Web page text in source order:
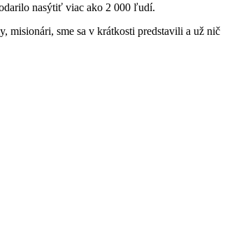
nasýtiť viac ako 2 000 ľudí.
misionári, sme sa v krátkosti predstavili a už nič